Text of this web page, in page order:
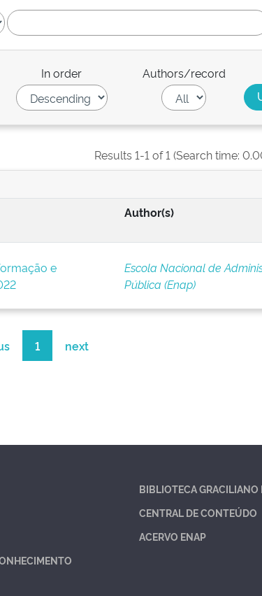
In order Authors/record
Results 1-1 of 1 (Search time:
Author(s)
e
Escola Nacional de
Pública (Enap)
1 next
BIBLIOTECA GRACILIANO
CENTRAL DE CONTEÚDO
ACERVO ENAP